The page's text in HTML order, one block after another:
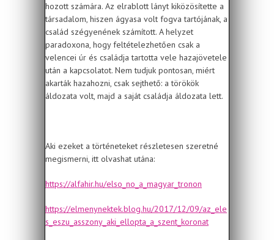
hozott számára. Az elrablott lányt kiközösítette a
társadalom, hiszen ágyasa volt fogva tartójának, a
család szégyenének számított. A helyzet
paradoxona, hogy feltételezhetően csak a
velencei úr és családja tartotta vele hazajövetele
után a kapcsolatot. Nem tudjuk pontosan, miért
akarták hazahozni, csak sejthető: a törökök
áldozata volt, majd a saját családja áldozata lett.
Aki ezeket a történeteket részletesen szeretné
megismerni, itt olvashat utána:
https://alfahir.hu/elso_no_a_magyar_tronon
https://elmenynektek.blog.hu/2017/12/09/az_ele
s_eszu_asszony_aki_ellopta_a_szent_koronat